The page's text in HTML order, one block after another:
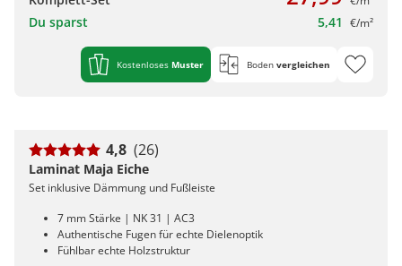
Du sparst 5,41 €/m²
Kostenloses Muster Boden vergleichen
4,8 (26)
Laminat Maja Eiche
Set inklusive Dämmung und Fußleiste
7 mm Stärke | NK 31 | AC3
Authentische Fugen für echte Dielenoptik
Fühlbar echte Holzstruktur